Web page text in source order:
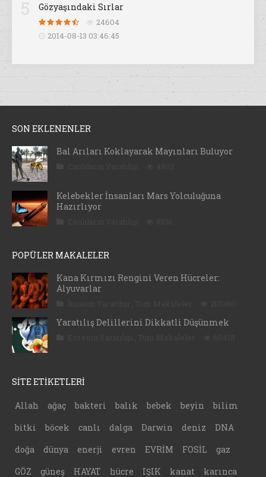
Gözyaşındaki Sırlar
24604
2014-08-13 03:46:45
SON EKLENENLER
Bal Arıları Koklayarak Mayınları Buluyor
Kelebekler İnsanları Mars Yolculuğuna
Hazırlıyor
POPÜLER MAKALELER
Kana Kırmızı Rengini Veren Hücreler:
Alyuvarlar
Yaratılış Delillerini Dikkatli Düşünmek
SİTE ETİKETLERİ
Allah ağaç bakteri balık bebek beyin
bilim
bitki
böcek canlı dalga Darwin deniz
DNA
doğa
dünya enerji evren EVRİM FOSİL
gaz
GÖZ
güneş HAYAT hücre IŞIK kanat karınca